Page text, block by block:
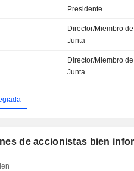
Presidente
Director/Miembro
Junta
Director/Miembro
Junta
de accionistas bien